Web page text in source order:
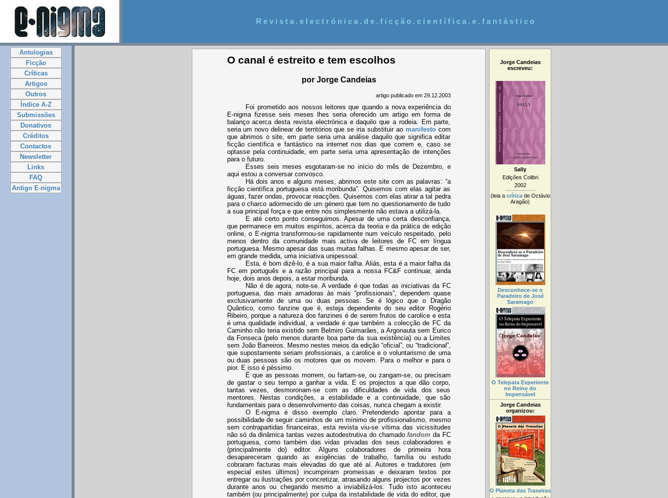
R e v i s t a . e l e c t r ó n i c a . d e . f i c ç ã o . c i e n t í f i c a . e . f a n t á s t i c o
Antologias
Ficção
Críticas
Artigos
Outros
Índice A-Z
Submissões
Donativos
Créditos
Contactos
Newsletter
Links
FAQ
Antigo E-nigma
O canal é estreito e tem escolhos
por Jorge Candeias
artigo publicado em 29.12.2003
Foi prometido aos nossos leitores que quando a nova experiência do
E-nigma fizesse seis meses lhes seria oferecido um artigo em forma de
balanço acerca desta revista electrónica e daquilo que a rodeia. Em parte,
seria um novo delinear de territórios que se iria substituir ao manifestocom
que abrimos o site, em parte seria uma análise daquilo que significa editar
ficção científica e fantástico na internet nos dias que correm e, caso se
optasse pela continuidade, em parte seria uma apresentação de intenções
para o futuro.
Esses seis meses esgotaram-se no início do mês de Dezembro, e
aqui estou a conversar convosco.
Há dois anos e alguns meses, abrimos este site com as palavras: “a
ficção científica portuguesa está moribunda”. Quisemos com elas agitar as
águas, fazer ondas, provocar reacções. Quisemos com elas atirar a tal pedra
para o charco adormecido de um género que tem no questionamento de tudo
a sua principal força e que entre nós simplesmente não estava a utilizá-la.
E até certo ponto conseguimos. Apesar de uma certa desconfiança,
que permanece em muitos espíritos, acerca da teoria e da prática de edição
online, o E-nigma transformou-se rapidamente num veículo respeitado, pelo
menos dentro da comunidade mais activa de leitores de FC em língua
portuguesa. Mesmo apesar das suas muitas falhas. E mesmo apesar de ser,
em grande medida, uma iniciativa unipessoal.
Esta, é bom dizê-lo, é a sua maior falha. Aliás, esta é a maior falha da
FC em português e a razão principal para a nossa FC&F continuar, ainda
hoje, dois anos depois, a estar moribunda.
Não é de agora, note-se. A verdade é que todas as iniciativas da FC
portuguesa, das mais amadoras às mais “profissionais”, dependem quase
exclusivamente de uma ou duas pessoas. Se é lógico que o Dragão
Quântico, como fanzine que é, esteja dependente do seu editor Rogério
Ribeiro, porque a natureza dos fanzines é de serem frutos de carolice e esta
é uma qualidade individual, a verdade é que também a colecção de FC da
Caminho não teria existido sem Belmiro Guimarães, a Argonauta sem Eurico
da Fonseca (pelo menos durante boa parte da sua existência) ou a Limites
sem João Barreiros. Mesmo nestes meios da edição “oficial”, ou “tradicional”,
que supostamente seriam profissionais, a carolice e o voluntarismo de uma
ou duas pessoas são os motores que os movem. Para o melhor e para o
pior. E isso é péssimo.
É que as pessoas morrem, ou fartam-se, ou zangam-se, ou precisam
de gastar o seu tempo a ganhar a vida. E os projectos a que dão corpo,
tantas vezes, desmoronam-se com as dificuldades de vida dos seus
mentores. Nestas condições, a estabilidade e a continuidade, que são
fundamentais para o desenvolvimento das coisas, nunca chegam a existir.
O E-nigma é disso exemplo claro. Pretendendo apontar para a
possibilidade de seguir caminhos de um mínimo de profissionalismo, mesmo
sem contrapartidas financeiras, esta revista viu-se vítima das vicissitudes
não só da dinâmica tantas vezes autodestrutiva do chamadofandom da FC
portuguesa, como também das vidas privadas dos seus colaboradores e
(principalmente do) editor. Alguns colaboradores de primeira hora
desapareceram quando as exigências de trabalho, família ou estudo
cobraram facturas mais elevadas do que até aí. Autores e tradutores (em
especial estes últimos) incumpriram promessas e deixaram textos por
entregar ou ilustrações por concretizar, atrasando alguns projectos por vezes
durante anos ou chegando mesmo a inviabilizá-los. Tudo isto aconteceu
também (ou principalmente) por culpa da instabilidade de vida do editor, que
Jorge Candeias
escreveu:
Sally
Edições Colibri
2002
(leia a críticade Octávio
Aragão)
Desconhece-se o
Paradeiro de José
Saramago
O Telepata Experiente
no Reino do
Impensável
Jorge Candeias
organizou:
O Planeta das Traseiras